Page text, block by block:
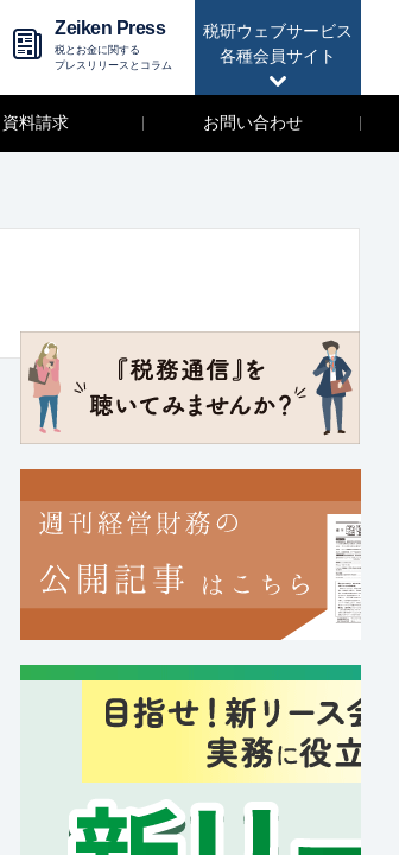
税研ウェブサービス
各種会員サイト
Zeiken Press
税とお金に関する
プレスリリースとコラム
資料請求 お問い合わせ